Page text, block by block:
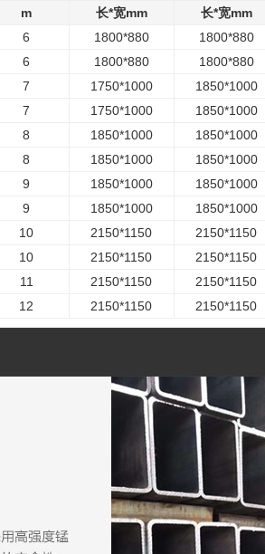
m 长*宽mm 长*宽mm
6 1800*880 1800*880
6 1800*880 1800*880
7 1750*1000 1850*1000
7 1750*1000 1850*1000
8 1850*1000 1850*1000
8 1850*1000 1850*1000
9 1850*1000 1850*1000
9 1850*1000 1850*1000
10 2150*1150 2150*1150
10 2150*1150 2150*1150
11 2150*1150 2150*1150
12 2150*1150 2150*1150